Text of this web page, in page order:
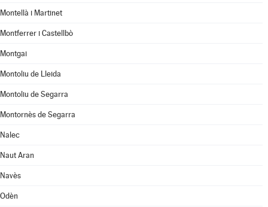
Montellà i Martinet
Montferrer i Castellbò
Montgai
Montoliu de Lleida
Montoliu de Segarra
Montornès de Segarra
Nalec
Naut Aran
Navès
Odèn